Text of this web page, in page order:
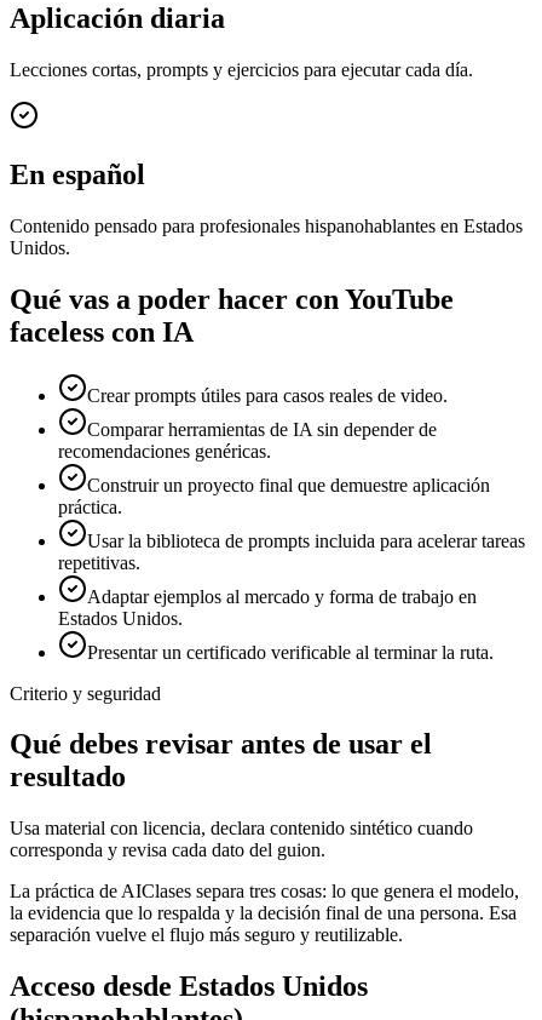
Aplicación diaria
Lecciones cortas, prompts y ejercicios para ejecutar cada día.
En español
Contenido pensado para profesionales hispanohablantes en Estados
Unidos.
Qué vas a poder hacer con YouTube
faceless con IA
Crear prompts útiles para casos reales de video.
Comparar herramientas de IA sin depender de
recomendaciones genéricas.
Construir un proyecto final que demuestre aplicación
práctica.
Usar la biblioteca de prompts incluida para acelerar tareas
repetitivas.
Adaptar ejemplos al mercado y forma de trabajo en
Estados Unidos.
Presentar un certificado verificable al terminar la ruta.
Criterio y seguridad
Qué debes revisar antes de usar el
resultado
Usa material con licencia, declara contenido sintético cuando
corresponda y revisa cada dato del guion.
La práctica de AIClases separa tres cosas: lo que genera el modelo,
la evidencia que lo respalda y la decisión final de una persona. Esa
separación vuelve el flujo más seguro y reutilizable.
Acceso desde Estados Unidos